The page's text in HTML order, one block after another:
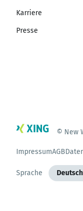
Karriere
Presse
© New
ImpressumAGB
Sprache Deutsch